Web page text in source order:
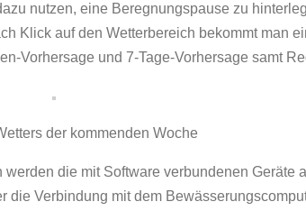
nutzen, eine Beregnungspause zu
Klick auf den Wetterbereich bekommt man
Vorhersage und 7-Tage-Vorhersage samt
der kommenden Woche
werden die mit Software verbundenen Geräte
die Verbindung mit dem